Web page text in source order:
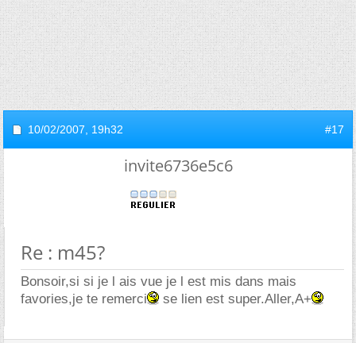
10/02/2007, 19h32 #17
invite6736e5c6
Re : m45?
Bonsoir,si si je l ais vue je l est mis dans mais
favories,je te remerci
se lien est super.Aller,A+